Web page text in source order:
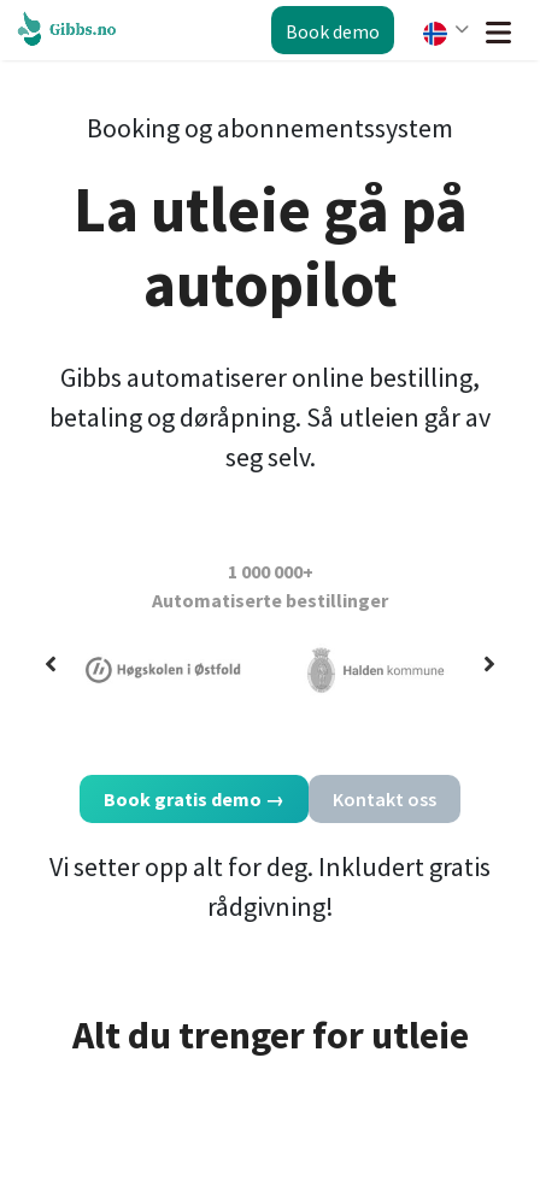
Book demo
Booking og abonnementssystem
La utleie gå på
autopilot
Gibbs automatiserer online bestilling,
betaling og døråpning. Så utleien går av
seg selv.
1 000 000+
Automatiserte bestillinger
Book gratis demo → Kontakt oss
Vi setter opp alt for deg. Inkludert gratis
rådgivning!
Alt du trenger for utleie